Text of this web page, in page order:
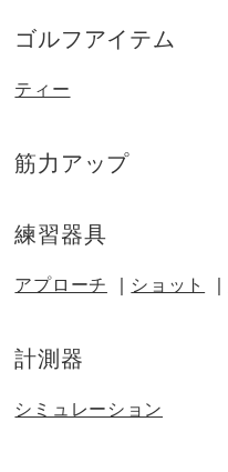
ゴルフアイテム
ティー
筋力アップ
練習器具
アプローチ ショット
計測器
シミュレーション